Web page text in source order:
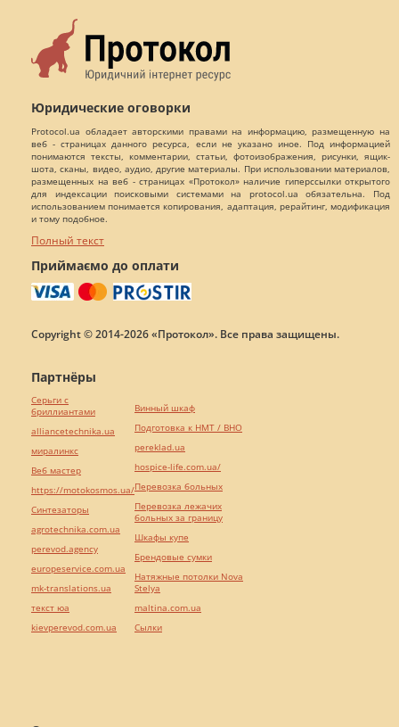
Юридические оговорки
Protocol.ua обладает авторскими правами на информацию, размещенную на
веб - страницах данного ресурса, если не указано иное. Под информацией
понимаются тексты, комментарии, статьи, фотоизображения, рисунки, ящик-
шота, сканы, видео, аудио, другие материалы. При использовании материалов,
размещенных на веб - страницах «Протокол» наличие гиперссылки открытого
для индексации поисковыми системами на protocol.ua обязательна. Под
использованием понимается копирования, адаптация, рерайтинг, модификация
и тому подобное.
Полный текст
Приймаємо до оплати
Copyright © 2014-2026 «Протокол». Все права защищены.
Партнёры
Серьги с
бриллиантами
alliancetechnika.ua
миралинкс
Веб мастер
https://motokosmos.ua/
Синтезаторы
agrotechnika.com.ua
perevod.agency
europeservice.com.ua
mk-translations.ua
текст юа
kievperevod.com.ua
Винный шкаф
Подготовка к НМТ / ВНО
pereklad.ua
hospice-life.com.ua/
Перевозка больных
Перевозка лежачих
больных за границу
Шкафы купе
Брендовые сумки
Натяжные потолки Nova
Stelya
maltina.com.ua
Cылки